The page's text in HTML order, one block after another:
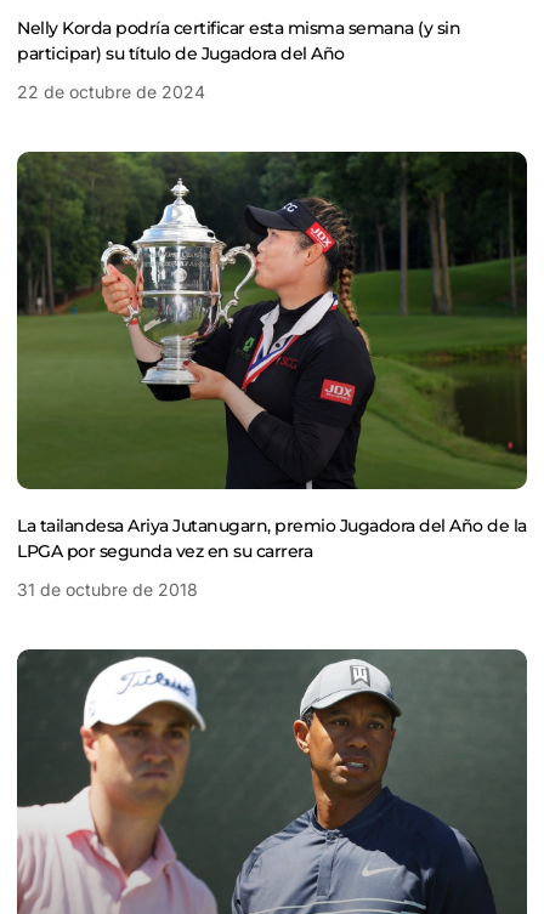
Nelly Korda podría certificar esta misma semana (y sin
participar) su título de Jugadora del Año
22 de octubre de 2024
La tailandesa Ariya Jutanugarn, premio Jugadora del Año de la
LPGA por segunda vez en su carrera
31 de octubre de 2018